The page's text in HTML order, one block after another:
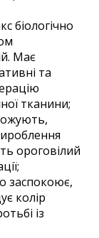
біологічно
Має
та
тканини;
ороговілий
заспокоює,
колір
із